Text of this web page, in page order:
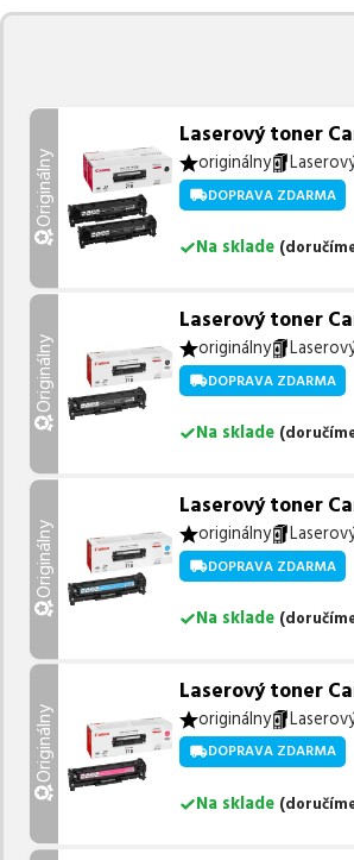
Originálny
Laserový toner
originálny
DOPRAVA ZDARMA
Na sklade (
Originálny
Laserový toner
originálny
DOPRAVA ZDARMA
Na sklade (
Originálny
Laserový toner
originálny
DOPRAVA ZDARMA
Na sklade (
Originálny
Laserový toner
originálny
DOPRAVA ZDARMA
Na sklade (